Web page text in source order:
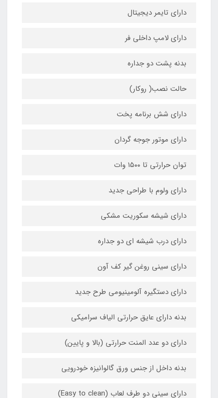
دارای تایمر دیجیتال
دارای لامپ داخلی فر
بدنه پشت دو جداره
حالت نصب( روکار)
دارای شش برنامه پخت
دارای موتور جوجه گردان
توان حرارتی تا ۱۵۰۰ وات
دارای ولوم با طراحی جدید
دارای شیشه سکوریت مشکی
دارای درب شیشه ای دو جداره
دارای سینی روغن گیر کف آون
دارای دستگیره آلومینیومی طرح جدید
بدنه دارای عایق حرارتی الیاف سرامیکی
دارای دو عدد المنت حرارتی (بالا و پایین)
بدنه داخل از جنس ورق گالوانیزه خودرویی
دارای سینی دو طرف لعاب (Easy to clean)